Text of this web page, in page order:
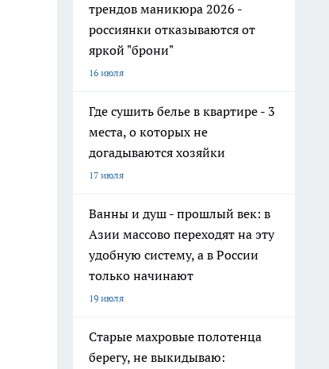
трендов маникюра 2026 -
россиянки отказываются от
яркой "брони"
16 июля
Где сушить белье в квартире - 3
места, о которых не
догадываются хозяйки
17 июля
Ванны и душ - прошлый век: в
Азии массово переходят на эту
удобную систему, а в России
только начинают
19 июля
Старые махровые полотенца
берегу, не выкидываю: